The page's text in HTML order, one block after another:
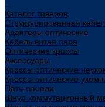
Каталог товаров
Структурированная
Адаптеры оптические
Кабель витая пара
Оптические кроссы
Аксессуары
Кроссы оптические
Кроссы оптические
Патч-панели
Шнур коммутационный